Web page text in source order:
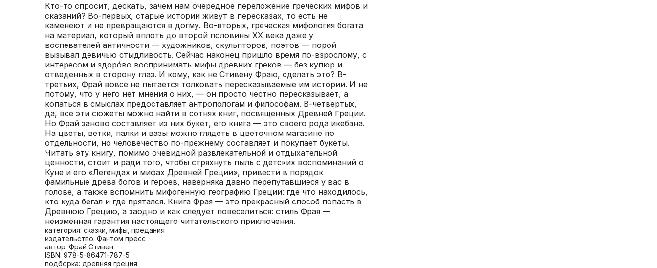
Кто-то спросит, дескать, зачем нам очередное переложение греческих мифов и
сказаний? Во-первых, старые истории живут в пересказах, то есть не
каменеют и не превращаются в догму. Во-вторых, греческая мифология богата
на материал, который вплоть до второй половины ХХ века даже у
воспевателей античности — художников, скульпторов, поэтов — порой
вызывал девичью стыдливость. Сейчас наконец пришло время по-взрослому, с
интересом и здорóво воспринимать мифы древних греков — без купюр и
отведенных в сторону глаз. И кому, как не Стивену Фраю, сделать это? В-
третьих, Фрай вовсе не пытается толковать пересказываемые им истории. И не
потому, что у него нет мнения о них, — он просто честно пересказывает, а
копаться в смыслах предоставляет антропологам и философам. В-четвертых,
да, все эти сюжеты можно найти в сотнях книг, посвященных Древней Греции.
Но Фрай заново составляет из них букет, его книга — это своего рода икебана.
На цветы, ветки, палки и вазы можно глядеть в цветочном магазине по
отдельности, но человечество по-прежнему составляет и покупает букеты.
Читать эту книгу, помимо очевидной развлекательной и отдыхательной
ценности, стоит и ради того, чтобы стряхнуть пыль с детских воспоминаний о
Куне и его «Легендах и мифах Древней Греции», привести в порядок
фамильные древа богов и героев, наверняка давно перепутавшиеся у вас в
голове, а также вспомнить мифогенную географию Греции: где что находилось,
кто куда бегал и где прятался. Книга Фрая — это прекрасный способ попасть в
Древнюю Грецию, а заодно и как следует повеселиться: стиль Фрая —
неизменная гарантия настоящего читательского приключения.
категория: сказки, мифы, предания
издательство: Фантом пресс
автор: Фрай Стивен
ISBN: 978-5-86471-787-5
подборка: древняя греция